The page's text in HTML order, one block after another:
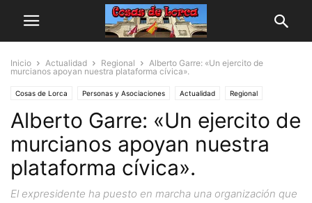
Inicio Actualidad Regional
Alberto Garre: «Un ejercito de
murcianos apoyan nuestra plataforma cívica».
Cosas de Lorca Personas y Asociaciones Actualidad Regional
Alberto Garre: «Un ejercito de
murcianos apoyan nuestra
plataforma cívica».
El expresidente ha puesto en marcha una organización que